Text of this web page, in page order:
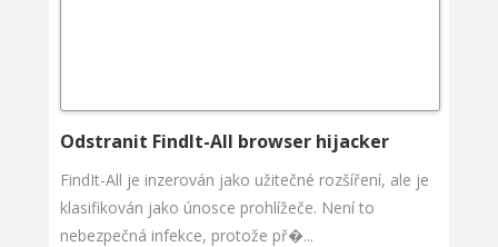
Odstranit FindIt-All browser hijacker
FindIt-All je inzerován jako užitečné rozšíření, ale je
klasifikován jako únosce prohlížeče. Není to
nebezpečná infekce, protože př�...